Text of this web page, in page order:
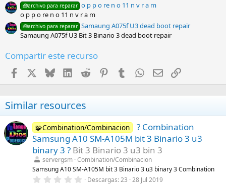
🧰archivo para reparar o p p o re n o 11 n v r a m
o p p o re n o 11 n v r a m
🧰archivo para reparar Samaung A075f U3 dead boot repair
Samaung A075f U3 Bit 3 Binario 3 dead boot repair
Compartir este recurso
Facebook BlueskyLinkedInReddit PinterestTumblr WhatsApp
EmailEnlace
Similar resources
🧩Combination/Combinacion
? Combination
Samsung A10 SM-A105M bit 3 Binario 3 u3
binary 3 ? Bit 3 Binario 3 u3 bin 3
servergsm Combination/Combinacion
Samsung A10 SM-A105M bit 3 Binario 3 u3 binary 3 Combination
0 Descargas 23 28 Jul 2019